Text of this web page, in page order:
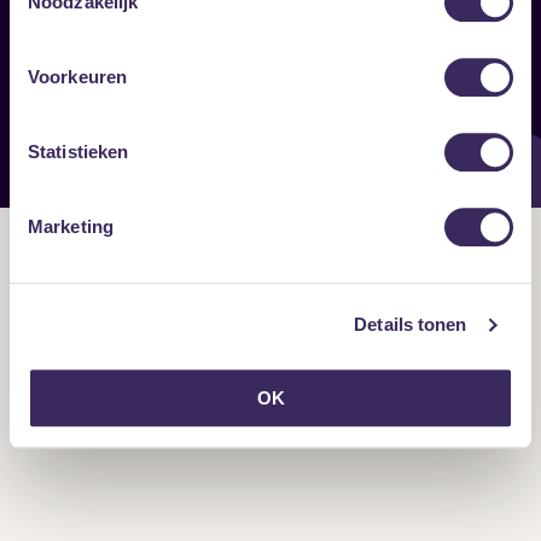
Voorkeuren
Statistieken
Marketing
Details tonen
OK
Onze nieuwsbrief ontvangen?